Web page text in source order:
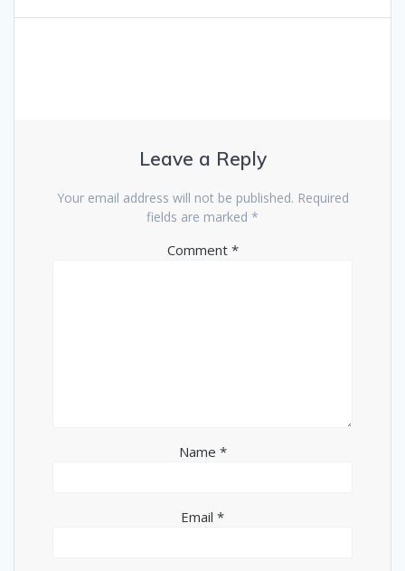
Leave a Reply
Your email address will not be published. Required
fields are marked *
Comment *
Name *
Email *